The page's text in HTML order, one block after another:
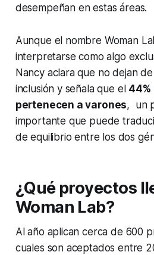
desempeñan en estas áreas.
Aunque el nombre Woman
interpretarse como algo
Nancy aclara que no dejan
inclusión y señala que el 44%
pertenecen a varones, un
importante que puede
de equilibrio entre los dos
¿Qué proyectos
Woman Lab?
Al año aplican cerca de 600
cuales son aceptados entre